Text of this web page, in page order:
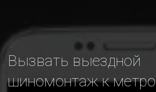
Вызвать выездной
шиномонтаж к метро